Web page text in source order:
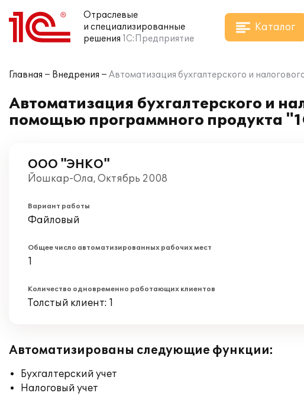
Отраслевые
и специализированные
решения 1С:Предприятие
Каталог
Главная Внедрения Автоматизация бухгалтерского и
Автоматизация бухгалтерского и
помощью программного продукта
ООО "ЭНКО"
Йошкар-Ола, Октябрь 2008
Вариант работы
Файловый
Общее число автоматизированных рабочих мест
1
Количество одновременно работающих клиентов
Толстый клиент: 1
Автоматизированы следующие функции:
Бухгалтерский учет
Налоговый учет